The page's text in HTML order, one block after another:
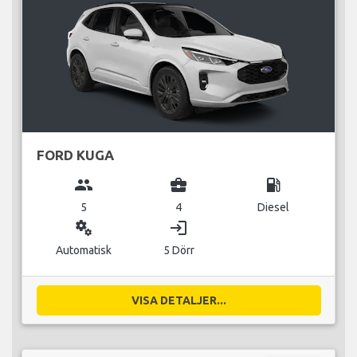
FORD KUGA
group
5
business_center
4
local_gas_station
Diesel
miscellaneous_services
Automatisk
login
5 Dörr
VISA DETALJER...